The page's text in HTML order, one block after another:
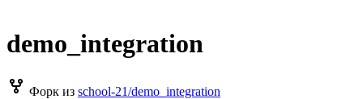
demo_integration
Форк из school-21/demo_integration